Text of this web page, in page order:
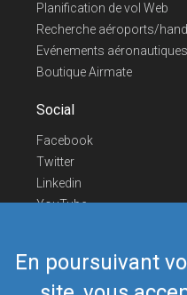
En poursuivant
Planification de vol Web
Recherche aéroports/
Evénements aéronautiques
Boutique Airmate
Social
Facebook
Twitter
Linkedin
YouTube
Nous contacter